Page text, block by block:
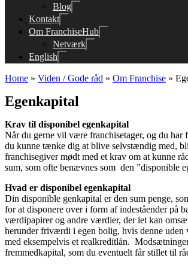
Blog
Kontakt
Om FranchiseHub
Netværk
English
Home » Viden / Gode råd » Om Franchise »
Egenkapital
Krav til disponibel egenkapital
Når du gerne vil være franchisetager, og du har
du kunne tænke dig at blive selvstændig med,
franchisegiver mødt med et krav om at kunne
sum, som ofte benævnes som den ”disponible
Hvad er disponibel egenkapital
Din disponible genkapital er den sum penge,
for at disponere over i form af indeståender på
værdipapirer og andre værdier, der let kan
herunder friværdi i egen bolig, hvis denne uden
med eksempelvis et realkreditlån.
fremmedkapital, som du eventuelt får stillet til